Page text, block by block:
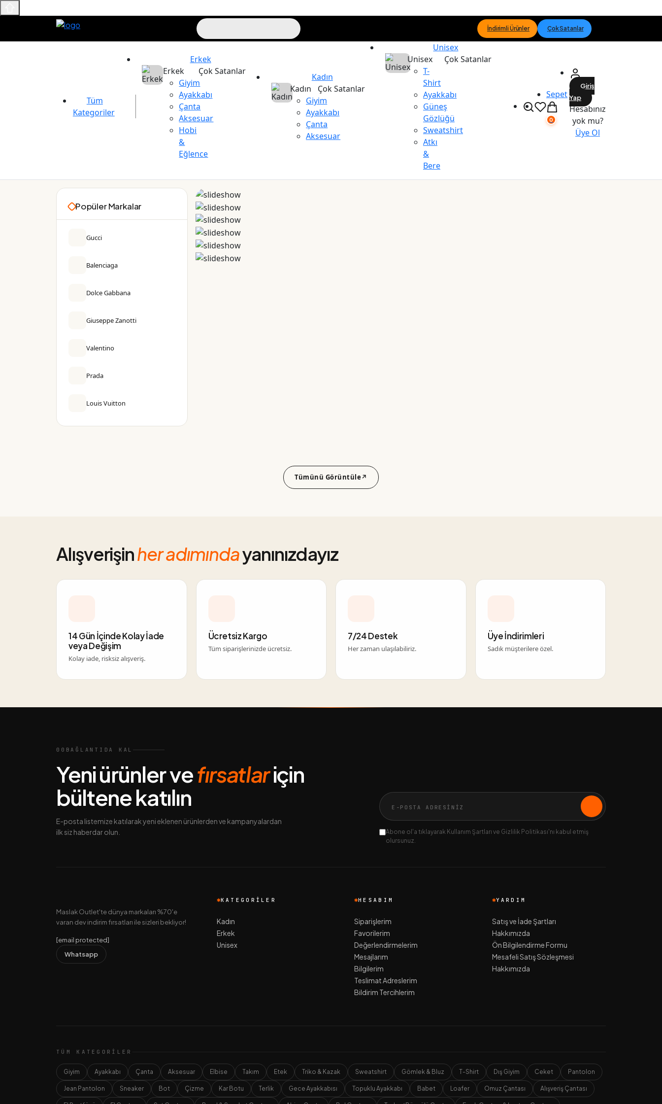
İndirimli Ürünler Çok Satanlar
Tüm
Kategoriler
Erkek
Erkek
Giyim
Ayakkabı
Çanta
Aksesuar
Hobi
&
Eğlence
Çok Satanlar
Kadın
Kadın
Giyim
Ayakkabı
Çanta
Aksesuar
Çok Satanlar
Unisex
Unisex
T-
Shirt
Ayakkabı
Güneş
Gözlüğü
Sweatshirt
Atkı
&
Bere
Çok Satanlar
Sepet
0
Giriş
Yap
Hesabınız
yok mu?
Üye Ol
Maslak Outlet
Popüler Markalar
Gucci
Balenciaga
Dolce Gabbana
Giuseppe Zanotti
Valentino
Prada
Louis Vuitton
Tümünü Görüntüle↗
Alışverişinher adımındayanınızdayız
14 Gün İçinde Kolay İade
veya Değişim
Kolay iade, risksiz alışveriş.
Ücretsiz Kargo
Tüm siparişlerinizde ücretsiz.
7/24 Destek
Her zaman ulaşılabiliriz.
Üye İndirimleri
Sadık müşterilere özel.
00 BAĞLANTIDA KAL
Yeni ürünler vefırsatlariçin
bültene katılın
E-posta listemize katılarak yeni eklenen ürünlerden ve kampanyalardan
ilk siz haberdar olun.
Abone ol'a tıklayarak Kullanım Şartları ve Gizlilik Politikası'nı kabul etmiş
olursunuz.
Maslak Outlet'te dünya markaları %70'e
varan dev indirim fırsatları ile sizleri bekliyor!
[email protected]
Whatsapp
KATEGORILER
Kadın
Erkek
Unisex
HESABIM
Siparişlerim
Favorilerim
Değerlendirmelerim
Mesajlarım
Bilgilerim
Teslimat Adreslerim
Bildirim Tercihlerim
YARDIM
Satış ve İade Şartları
Hakkımızda
Ön Bilgilendirme Formu
Mesafeli Satış Sözleşmesi
Hakkımızda
TÜM KATEGORILER
Giyim Ayakkabı Çanta Aksesuar Elbise Takım Etek Triko & Kazak Sweatshirt Gömlek & Bluz T-Shirt Dış Giyim Ceket Pantolon
Jean Pantolon Sneaker Bot Çizme Kar Botu Terlik Gece Ayakkabısı Topuklu Ayakkabı Babet Loafer Omuz Çantası Alışveriş Çantası